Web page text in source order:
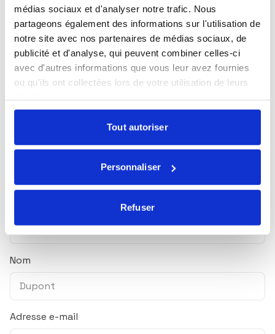
médias sociaux et d'analyser notre trafic. Nous
partageons également des informations sur l'utilisation de
notre site avec nos partenaires de médias sociaux, de
publicité et d'analyse, qui peuvent combiner celles-ci
avec d'autres informations que vous leur avez fournies
ou qu'ils ont collectées lors de votre utilisation de leurs
Tout autoriser
Personnaliser
Refuser
Sélectionnez les actualités qui vous intéressent et
abonnez-vous pour les recevoir en exclusivité.
Toutes nos actualités
Marché du lundi
Nos webinaires
Essentiel ! Le magazine ISR & solidaire
Nom
Adresse e-mail